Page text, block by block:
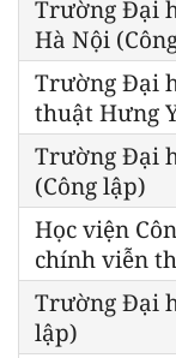
Trường Đại
Hà Nội
Trường Đại
thuật Hưng
Trường Đại
(Công lập)
Học viện
chính viễn
Trường Đại
lập)